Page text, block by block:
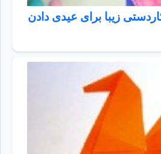
زیبا برای عیدی دادن